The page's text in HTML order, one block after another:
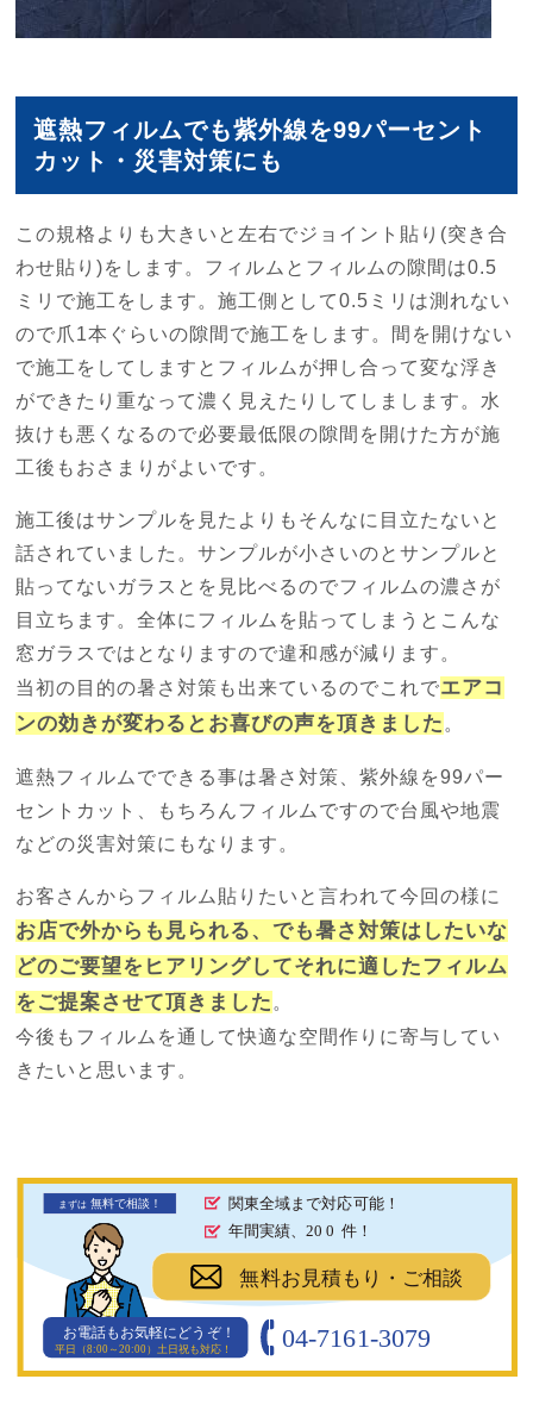
遮熱フィルムでも紫外線を99パーセント
カット・災害対策にも
この規格よりも大きいと左右でジョイント貼り(突き合
わせ貼り)をします。フィルムとフィルムの隙間は0.5
ミリで施工をします。施工側として0.5ミリは測れない
ので爪1本ぐらいの隙間で施工をします。間を開けない
で施工をしてしますとフィルムが押し合って変な浮き
ができたり重なって濃く見えたりしてしまします。水
抜けも悪くなるので必要最低限の隙間を開けた方が施
工後もおさまりがよいです。
施工後はサンプルを見たよりもそんなに目立たないと
話されていました。サンプルが小さいのとサンプルと
貼ってないガラスとを見比べるのでフィルムの濃さが
目立ちます。全体にフィルムを貼ってしまうとこんな
窓ガラスではとなりますので違和感が減ります。
当初の目的の暑さ対策も出来ているのでこれでエアコ
ンの効きが変わるとお喜びの声を頂きました 。
遮熱フィルムでできる事は暑さ対策、紫外線を99パー
セントカット、もちろんフィルムですので台風や地震
などの災害対策にもなります。
お客さんからフィルム貼りたいと言われて今回の様に
お店で外からも見られる、でも暑さ対策はしたいな
どのご要望をヒアリングしてそれに適したフィルム
をご提案させて頂きました 。
今後もフィルムを通して快適な空間作りに寄与してい
きたいと思います。
無料お見積もり・ご相談
まずは 無料で相談！ 関東全域まで対応可能！
年間実績、20 0 件！
04-7161-3079
お電話もお気軽にどうぞ！
平日（8:00～20:00）土日祝も対応！